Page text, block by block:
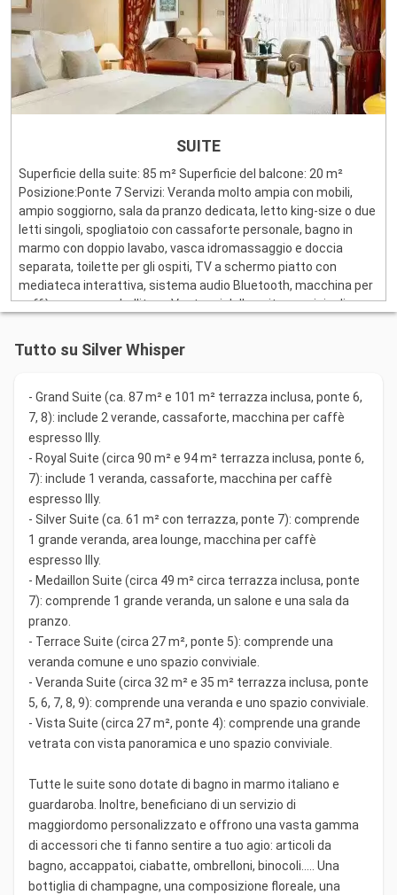
SUITE
Superficie della suite: 85 m² Superficie del balcone: 20 m²
Posizione:Ponte 7 Servizi: Veranda molto ampia con mobili,
ampio soggiorno, sala da pranzo dedicata, letto king-size o due
letti singoli, spogliatoio con cassaforte personale, bagno in
marmo con doppio lavabo, vasca idromassaggio e doccia
separata, toilette per gli ospiti, TV a schermo piatto con
mediateca interattiva, sistema audio Bluetooth, macchina per
caffè espresso e bollitore. Vantaggi della suite: servizio di
accappatoi e pantofole, prodotti da bagno di lusso, Wi-Fi
gratuito, telefono con linea diretta, ombrello, champagne di
Tutto su Silver Whisper
- Grand Suite (ca. 87 m² e 101 m² terrazza inclusa, ponte 6,
7, 8): include 2 verande, cassaforte, macchina per caffè
espresso Illy.
- Royal Suite (circa 90 m² e 94 m² terrazza inclusa, ponte 6,
7): include 1 veranda, cassaforte, macchina per caffè
espresso Illy.
- Silver Suite (ca. 61 m² con terrazza, ponte 7): comprende
1 grande veranda, area lounge, macchina per caffè
espresso Illy.
- Medaillon Suite (circa 49 m² circa terrazza inclusa, ponte
7): comprende 1 grande veranda, un salone e una sala da
pranzo.
- Terrace Suite (circa 27 m², ponte 5): comprende una
veranda comune e uno spazio conviviale.
- Veranda Suite (circa 32 m² e 35 m² terrazza inclusa, ponte
5, 6, 7, 8, 9): comprende una veranda e uno spazio conviviale.
- Vista Suite (circa 27 m², ponte 4): comprende una grande
vetrata con vista panoramica e uno spazio conviviale.
Tutte le suite sono dotate di bagno in marmo italiano e
guardaroba. Inoltre, beneficiano di un servizio di
maggiordomo personalizzato e offrono una vasta gamma
di accessori che ti fanno sentire a tuo agio: articoli da
bagno, accappatoi, ciabatte, ombrelloni, binocoli..... Una
bottiglia di champagne, una composizione floreale, una